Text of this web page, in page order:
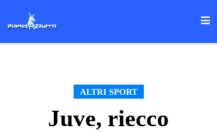
ALTRI SPORT
Juve, riecco